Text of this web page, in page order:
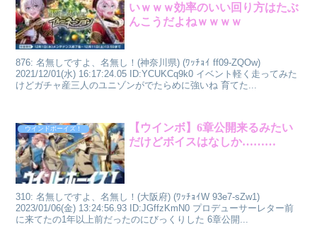
いｗｗｗ効率のいい回り方はたぶ
んこうだよねｗｗｗｗ
876: 名無しですよ、名無し！(神奈川県) (ﾜｯﾁｮｲ ff09-ZQOw)
2021/12/01(水) 16:17:24.05 ID:YCUKCq9k0 イベント軽く走ってみた
けどガチャ産三人のユニゾンがでたらめに強いね 育てた...
ウインドボーイズ！
【ウインボ】6章公開来るみたい
だけどボイスはなしか………
310: 名無しですよ、名無し！(大阪府) (ﾜｯﾁｮｲW 93e7-sZw1)
2023/01/06(金) 13:24:56.93 ID:JGffzKmN0 プロデューサーレター前
に来てたの1年以上前だったのにびっくりした 6章公開...